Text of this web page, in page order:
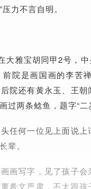
力不言自明。
大雅宝胡同甲2号，
院是画国画的李苦
院还有黄永玉、王
过两条鲶鱼，题字“二
任何一位见上面说
辈。
画写字，见了孩子
希文严肃，不太跟